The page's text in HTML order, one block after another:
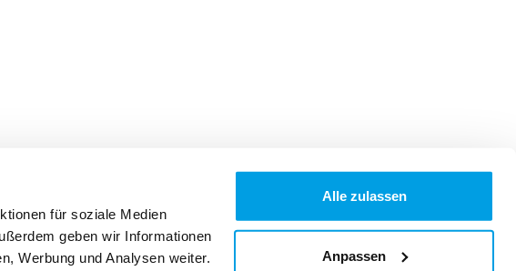
für soziale Medien
geben wir Informationen
Werbung und Analysen weiter.
Alle zulassen
Anpassen